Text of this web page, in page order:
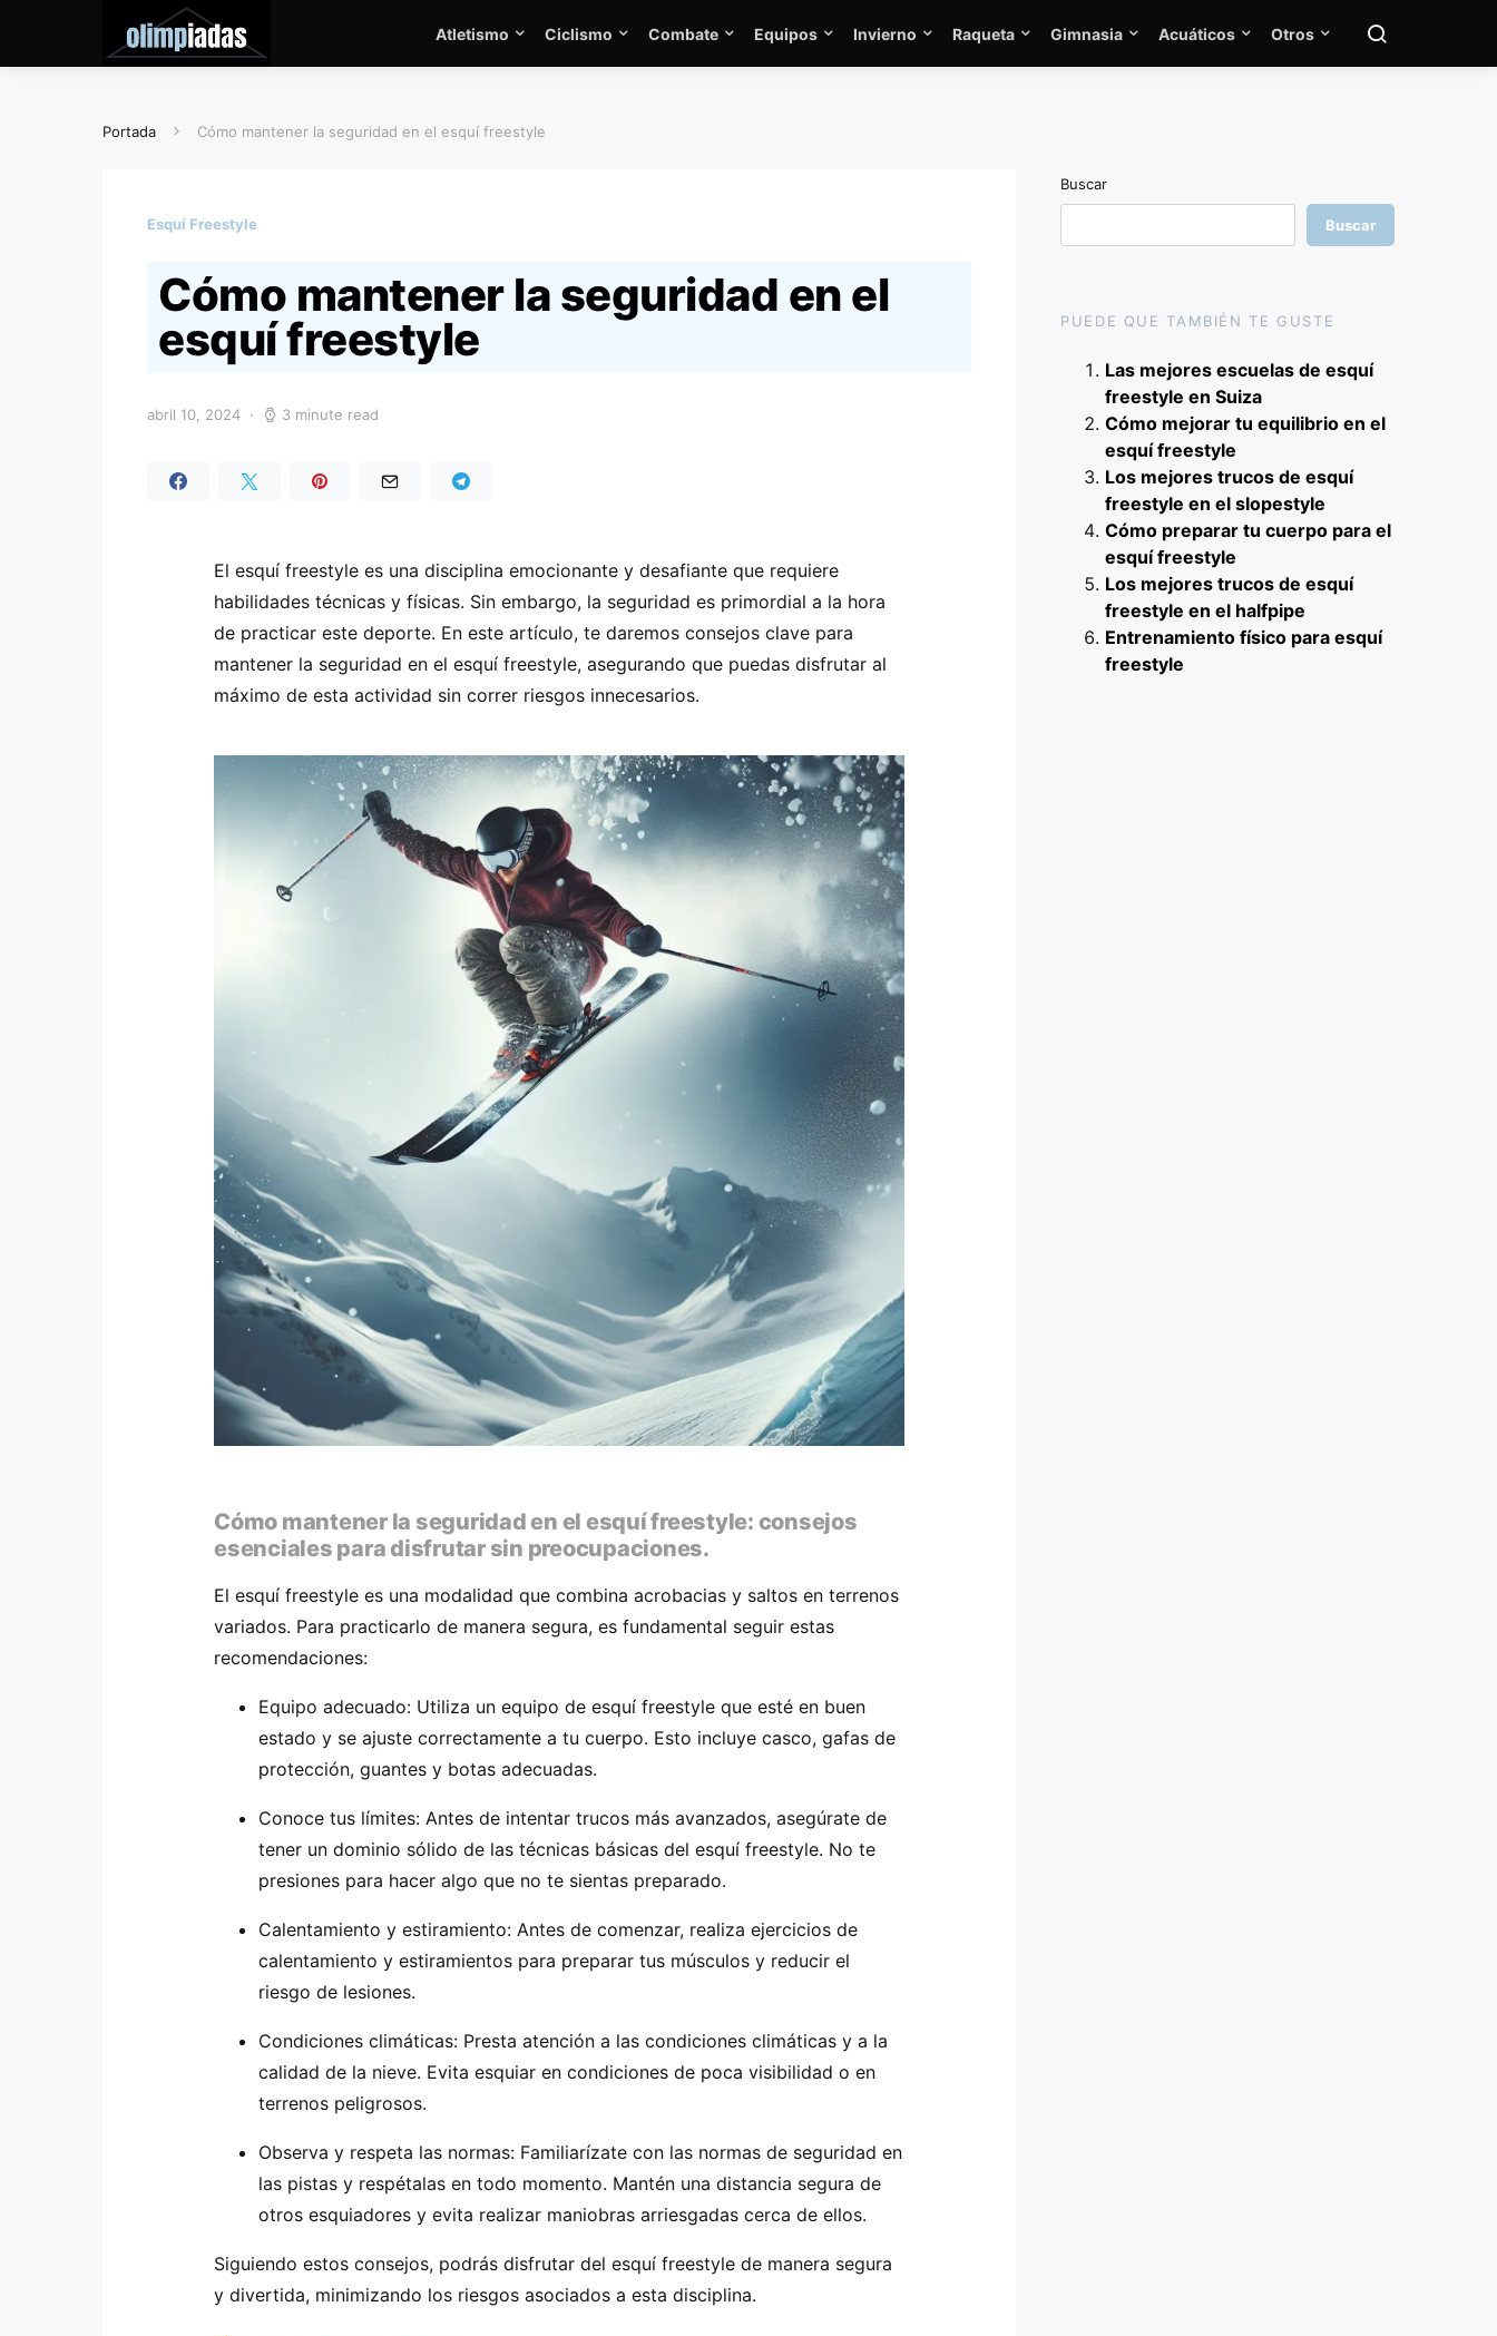
Atletismo Ciclismo Combate Equipos Invierno Raqueta Gimnasia Acuáticos Otros
Portada Cómo mantener la seguridad en el esquí freestyle
Esquí Freestyle
Cómo mantener la seguridad en el
esquí freestyle
abril 10, 2024 3 minute read
El esquí freestyle es una disciplina emocionante y desafiante que requiere
habilidades técnicas y físicas. Sin embargo, la seguridad es primordial a la hora
de practicar este deporte. En este artículo, te daremos consejos clave para
mantener la seguridad en el esquí freestyle, asegurando que puedas disfrutar al
máximo de esta actividad sin correr riesgos innecesarios.
Cómo mantener la seguridad en el esquí freestyle: consejos
esenciales para disfrutar sin preocupaciones.
El esquí freestyle es una modalidad que combina acrobacias y saltos en terrenos
variados. Para practicarlo de manera segura, es fundamental seguir estas
recomendaciones:
Equipo adecuado: Utiliza un equipo de esquí freestyle que esté en buen
estado y se ajuste correctamente a tu cuerpo. Esto incluye casco, gafas de
protección, guantes y botas adecuadas.
Conoce tus límites: Antes de intentar trucos más avanzados, asegúrate de
tener un dominio sólido de las técnicas básicas del esquí freestyle. No te
presiones para hacer algo que no te sientas preparado.
Calentamiento y estiramiento: Antes de comenzar, realiza ejercicios de
calentamiento y estiramientos para preparar tus músculos y reducir el
riesgo de lesiones.
Condiciones climáticas: Presta atención a las condiciones climáticas y a la
calidad de la nieve. Evita esquiar en condiciones de poca visibilidad o en
terrenos peligrosos.
Observa y respeta las normas: Familiarízate con las normas de seguridad en
las pistas y respétalas en todo momento. Mantén una distancia segura de
otros esquiadores y evita realizar maniobras arriesgadas cerca de ellos.
Siguiendo estos consejos, podrás disfrutar del esquí freestyle de manera segura
y divertida, minimizando los riesgos asociados a esta disciplina.
Buscar
Buscar
PUEDE QUE TAMBIÉN TE GUSTE
Las mejores escuelas de esquí
freestyle en Suiza
Cómo mejorar tu equilibrio en el
esquí freestyle
Los mejores trucos de esquí
freestyle en el slopestyle
Cómo preparar tu cuerpo para el
esquí freestyle
Los mejores trucos de esquí
freestyle en el halfpipe
Entrenamiento físico para esquí
freestyle